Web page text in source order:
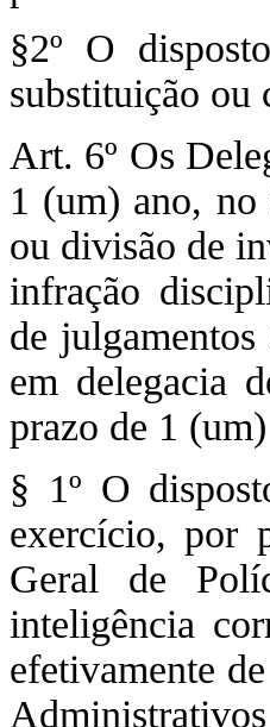
§2º O
substituição ou
Art. 6º Os
1 (um) ano, no
ou divisão de
infração
de
em delegacia
prazo de 1
§ 1º O
exercício, por
Geral de
inteligência
efetivamente